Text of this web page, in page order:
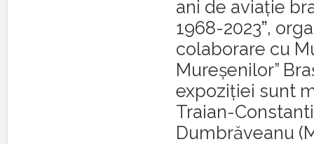
ani de aviație
1968-2023ˮ,
colaborare cu
Mureșenilor”
expoziției sunt
Traian-
Dumbrăveanu